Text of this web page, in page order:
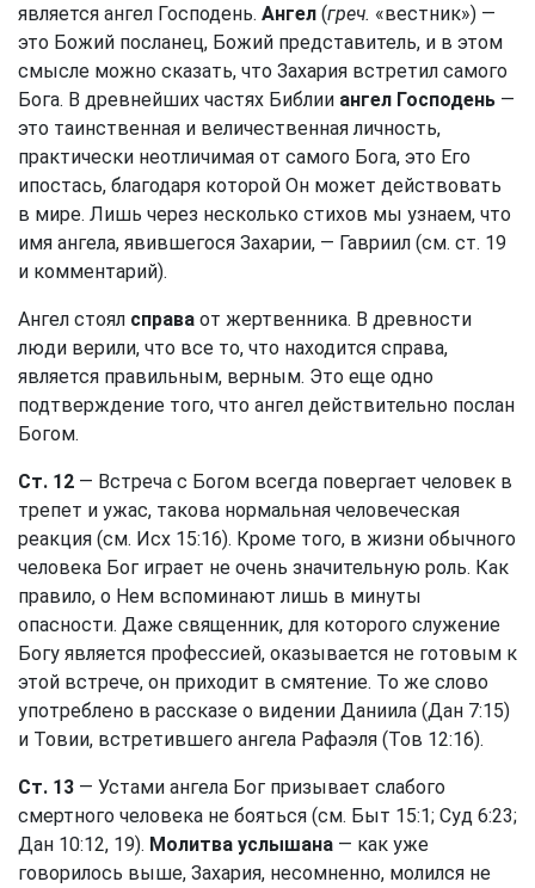
является ангел Господень. Ангел (греч. «вестник») —
это Божий посланец, Божий представитель, и в этом
смысле можно сказать, что Захария встретил самого
Бога. В древнейших частях Библии ангел Господень —
это таинственная и величественная личность,
практически неотличимая от самого Бога, это Его
ипостась, благодаря которой Он может действовать
в мире. Лишь через несколько стихов мы узнаем, что
имя ангела, явившегося Захарии, — Гавриил (см. ст. 19
и комментарий).
Ангел стоял справа от жертвенника. В древности
люди верили, что все то, что находится справа,
является правильным, верным. Это еще одно
подтверждение того, что ангел действительно послан
Богом.
Ст. 12 — Встреча с Богом всегда повергает человек в
трепет и ужас, такова нормальная человеческая
реакция (см. Исх 15:16). Кроме того, в жизни обычного
человека Бог играет не очень значительную роль. Как
правило, о Нем вспоминают лишь в минуты
опасности. Даже священник, для которого служение
Богу является профессией, оказывается не готовым к
этой встрече, он приходит в смятение. То же слово
употреблено в рассказе о видении Даниила (Дан 7:15)
и Товии, встретившего ангела Рафаэля (Тов 12:16).
Ст. 13 — Устами ангела Бог призывает слабого
смертного человека не бояться (см. Быт 15:1; Суд 6:23;
Дан 10:12, 19). Молитва услышана — как уже
говорилось выше, Захария, несомненно, молился не